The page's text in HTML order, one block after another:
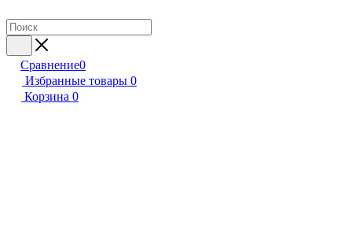
Сравнение0
Избранные товары 0
Корзина 0